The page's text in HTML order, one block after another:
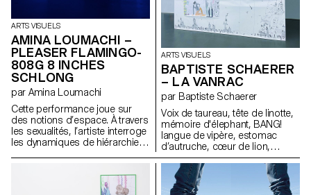
Nauman, une stèle froide et
minimaliste en forme d’écran
éteint. La télévision, elle aussi,
fabrique des vérités partielles :
elle découpe, filtre, remonte le
réel. On regarde les infos
comme une sitcom, entre rires
forcés et tragédies banalisées.
Cette installation traduit cette
perception fragmentée. Deux
urnes : l’une rit, l’autre dort.
Vases de mémoire, elles
incarnent l’absurde autant que
l’engourdissement. Entre rire et
sommeil, mort et spectacle, la
frontière s’efface — comme la
vérité.
ARTS VISUELS
AMINA LOUMACHI –
PLEASER FLAMINGO-
808G 8 INCHES
SCHLONG
par Amina Loumachi
Cette performance joue sur
des notions d’espace. À travers
les sexualités, l’artiste interroge
les dynamiques de hiérarchie,
stratégie de visibilité et de
militantisme queer. Par des
ARTS VISUELS
BAPTISTE SCHAERER
– LA VANRAC
par Baptiste Schaerer
Voix de taureau, tête de linotte,
mémoire d'élephant, BANG!
langue de vipère, estomac
d’autruche, cœur de lion,
grimaces de singe, fin comme
un merle, POUET! mauvais
comme une chenille, BOUM!
têtu comme un âne, malin